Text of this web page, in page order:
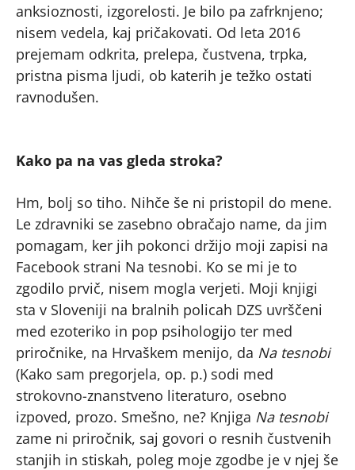
anksioznosti, izgorelosti. Je bilo pa zafrknjeno;
nisem vedela, kaj pričakovati. Od leta 2016
prejemam odkrita, prelepa, čustvena, trpka,
pristna pisma ljudi, ob katerih je težko ostati
ravnodušen.
Kako pa na vas gleda stroka?
Hm, bolj so tiho. Nihče še ni pristopil do mene.
Le zdravniki se zasebno obračajo name, da jim
pomagam, ker jih pokonci držijo moji zapisi na
Facebook strani Na tesnobi. Ko se mi je to
zgodilo prvič, nisem mogla verjeti. Moji knjigi
sta v Sloveniji na bralnih policah DZS uvrščeni
med ezoteriko in pop psihologijo ter med
priročnike, na Hrvaškem menijo, da Na tesnobi
(Kako sam pregorjela, op. p.) sodi med
strokovno-znanstveno literaturo, osebno
izpoved, prozo. Smešno, ne? Knjiga Na tesnobi
zame ni priročnik, saj govori o resnih čustvenih
stanjih in stiskah, poleg moje zgodbe je v njej še